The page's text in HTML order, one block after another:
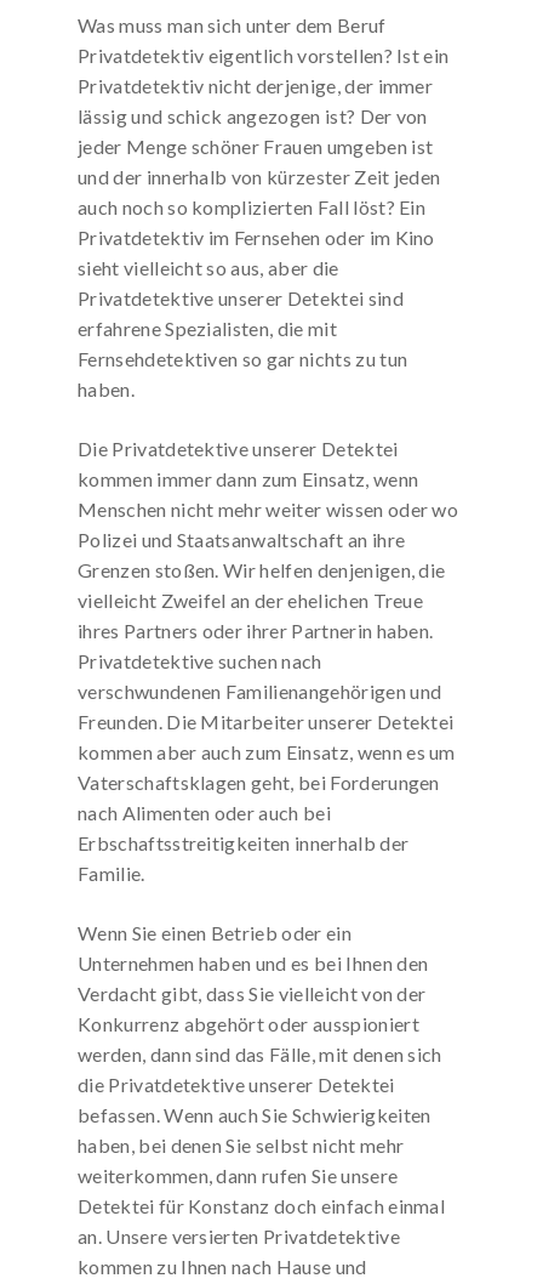
Was muss man sich unter dem Beruf
Privatdetektiv eigentlich vorstellen? Ist ein
Privatdetektiv nicht derjenige, der immer
lässig und schick angezogen ist? Der von
jeder Menge schöner Frauen umgeben ist
und der innerhalb von kürzester Zeit jeden
auch noch so komplizierten Fall löst? Ein
Privatdetektiv im Fernsehen oder im Kino
sieht vielleicht so aus, aber die
Privatdetektive unserer Detektei sind
erfahrene Spezialisten, die mit
Fernsehdetektiven so gar nichts zu tun
haben.
Die Privatdetektive unserer Detektei
kommen immer dann zum Einsatz, wenn
Menschen nicht mehr weiter wissen oder wo
Polizei und Staatsanwaltschaft an ihre
Grenzen stoßen. Wir helfen denjenigen, die
vielleicht Zweifel an der ehelichen Treue
ihres Partners oder ihrer Partnerin haben.
Privatdetektive suchen nach
verschwundenen Familienangehörigen und
Freunden. Die Mitarbeiter unserer Detektei
kommen aber auch zum Einsatz, wenn es um
Vaterschaftsklagen geht, bei Forderungen
nach Alimenten oder auch bei
Erbschaftsstreitigkeiten innerhalb der
Familie.
Wenn Sie einen Betrieb oder ein
Unternehmen haben und es bei Ihnen den
Verdacht gibt, dass Sie vielleicht von der
Konkurrenz abgehört oder ausspioniert
werden, dann sind das Fälle, mit denen sich
die Privatdetektive unserer Detektei
befassen. Wenn auch Sie Schwierigkeiten
haben, bei denen Sie selbst nicht mehr
weiterkommen, dann rufen Sie unsere
Detektei für Konstanz doch einfach einmal
an. Unsere versierten Privatdetektive
kommen zu Ihnen nach Hause und